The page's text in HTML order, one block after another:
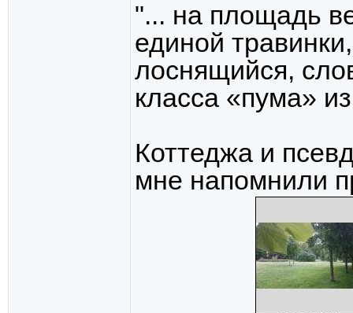
"... на площадь
единой
лоснящийся,
класса «пума»
Коттеджа и
мне напомнили